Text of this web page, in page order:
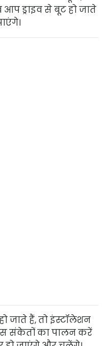
ड्राइव से बूट हो जाते
जाते हैं, तो इंस्टॉलेशन
बस संकेतों का पालन करें